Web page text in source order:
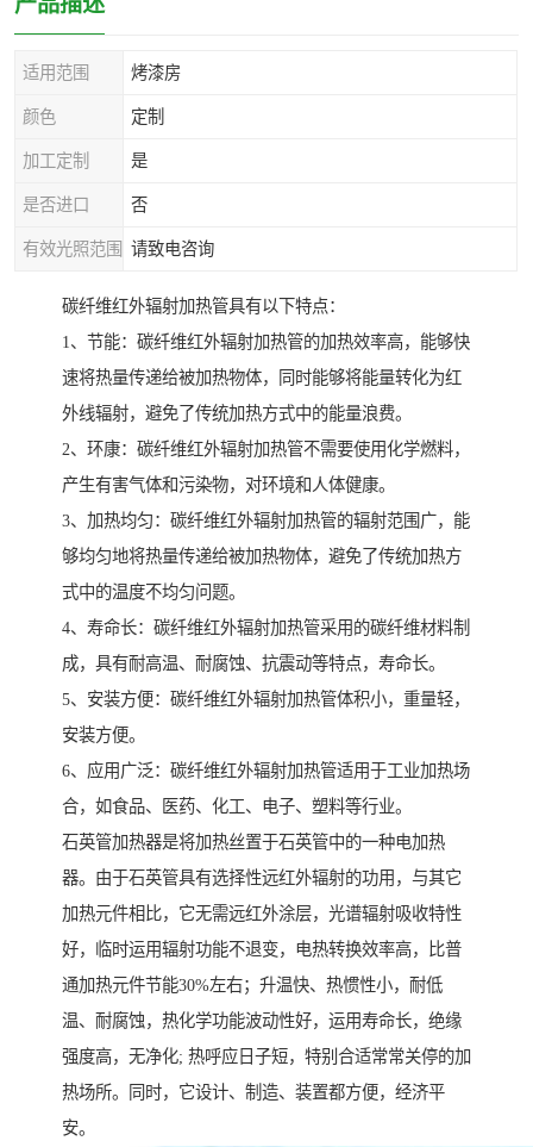
适用范围 烤漆房
颜色 定制
加工定制 是
是否进口 否
有效光照范围 请致电咨询
碳纤维红外辐射加热管具有以下特点：
1、节能：碳纤维红外辐射加热管的加热效率高，能够快
速将热量传递给被加热物体，同时能够将能量转化为红
外线辐射，避免了传统加热方式中的能量浪费。
2、环康：碳纤维红外辐射加热管不需要使用化学燃料，
产生有害气体和污染物，对环境和人体健康。
3、加热均匀：碳纤维红外辐射加热管的辐射范围广，能
够均匀地将热量传递给被加热物体，避免了传统加热方
式中的温度不均匀问题。
4、寿命长：碳纤维红外辐射加热管采用的碳纤维材料制
成，具有耐高温、耐腐蚀、抗震动等特点，寿命长。
5、安装方便：碳纤维红外辐射加热管体积小，重量轻，
安装方便。
6、应用广泛：碳纤维红外辐射加热管适用于工业加热场
合，如食品、医药、化工、电子、塑料等行业。
石英管加热器是将加热丝置于石英管中的一种电加热
器。由于石英管具有选择性远红外辐射的功用，与其它
加热元件相比，它无需远红外涂层，光谱辐射吸收特性
好，临时运用辐射功能不退变，电热转换效率高，比普
通加热元件节能30%左右；升温快、热惯性小，耐低
温、耐腐蚀，热化学功能波动性好，运用寿命长，绝缘
强度高，无净化; 热呼应日子短，特别合适常常关停的加
热场所。同时，它设计、制造、装置都方便，经济平
安。